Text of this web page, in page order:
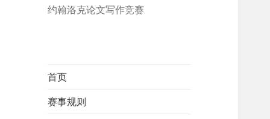
约翰洛克论文写作竞赛
首页
赛事规则